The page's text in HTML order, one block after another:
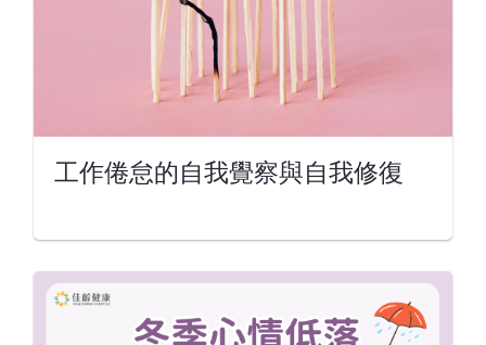
工作倦怠的自我覺察與自我修復